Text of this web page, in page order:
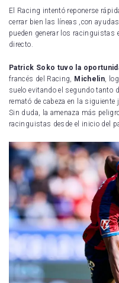
El Racing intentó reponerse
cerrar bien las líneas ,con
pueden generar los racinguistas
directo.
Patrick Soko tuvo la
francés del Racing, Michelin,
suelo evitando el segundo tanto
remató de cabeza en la
Sin duda, la amenaza más
racinguistas desde el inicio del